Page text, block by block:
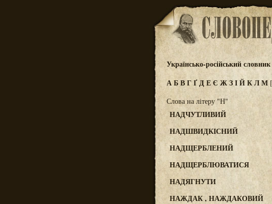
Українсько-російський словник
АБВГҐДЕЄ ЖЗІЙКЛМ
Слова на літеру "Н"
НАДЧУТЛИВИЙ
НАДШВИДКІСНИЙ
НАДЩЕРБЛЕНИЙ
НАДЩЕРБЛЮВАТИСЯ
НАДЯГНУТИ
НАЖДАК , НАЖДАКОВИЙ